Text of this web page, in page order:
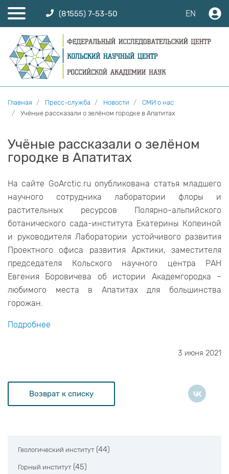
(81555) 7-53-50 EN
Главная Пресс-служба Новости
СМИ о нас
Учёные рассказали о зелёном городке в Апатитах
Учёные рассказали о зелёном
городке в Апатитах
На сайте GoArctic.ru опубликована статья младшего
научного сотрудника лаборатории флоры и
растительных ресурсов Полярно-альпийского
ботанического сада-института Екатерины Копеиной
и руководителя Лаборатории устойчивого развития
Проектного офиса развития Арктики, заместителя
председателя Кольского научного центра РАН
Евгения Боровичева об истории Академгородка –
любимого места в Апатитах для большинства
горожан.
Подробнее
3 июня 2021
Возврат к списку
Геологический институт (44)
Горный институт (45)